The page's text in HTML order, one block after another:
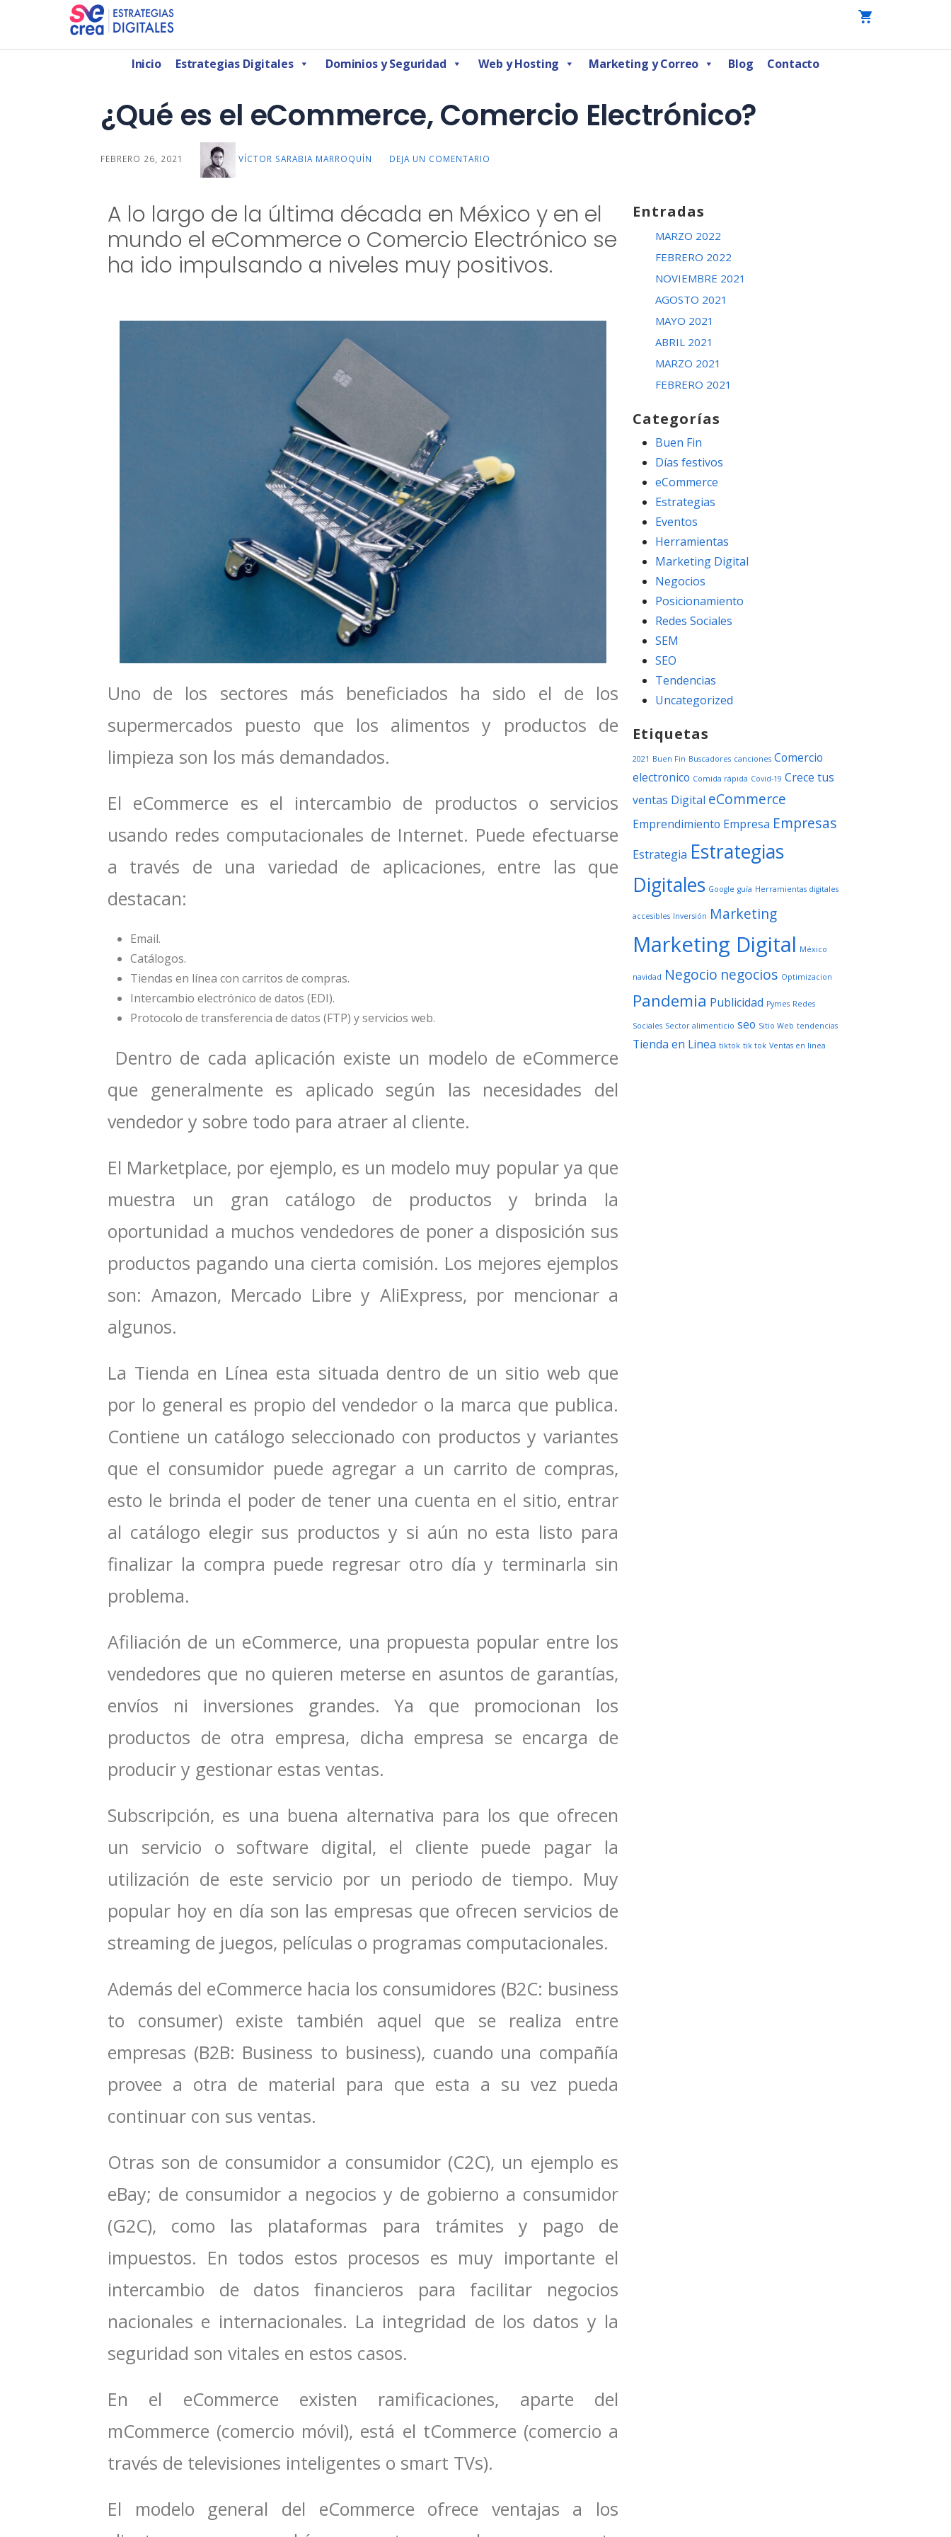
SeCrea Estrategias Digitales | Agencia de Marketing Digital CDMX
Inicio Estrategias Digitales Dominios y Seguridad Web y Hosting Marketing y Correo Blog Contacto
¿Qué es el eCommerce, Comercio Electrónico?
FEBRERO 26, 2021 VÍCTOR SARABIA MARROQUÍN DEJA UN COMENTARIO
A lo largo de la última década en México y en el
mundo el eCommerce o Comercio Electrónico se
ha ido impulsando a niveles muy positivos.
Uno de los sectores más beneficiados ha sido el de los
supermercados puesto que los alimentos y productos de
limpieza son los más demandados.
El eCommerce es el intercambio de productos o servicios
usando redes computacionales de Internet. Puede efectuarse
a través de una variedad de aplicaciones, entre las que
destacan:
Email.
Catálogos.
Tiendas en línea con carritos de compras.
Intercambio electrónico de datos (EDI).
Protocolo de transferencia de datos (FTP) y servicios web.
Dentro de cada aplicación existe un modelo de eCommerce
que generalmente es aplicado según las necesidades del
vendedor y sobre todo para atraer al cliente.
El Marketplace, por ejemplo, es un modelo muy popular ya que
muestra un gran catálogo de productos y brinda la
oportunidad a muchos vendedores de poner a disposición sus
productos pagando una cierta comisión. Los mejores ejemplos
son: Amazon, Mercado Libre y AliExpress, por mencionar a
algunos.
La Tienda en Línea esta situada dentro de un sitio web que
por lo general es propio del vendedor o la marca que publica.
Contiene un catálogo seleccionado con productos y variantes
que el consumidor puede agregar a un carrito de compras,
esto le brinda el poder de tener una cuenta en el sitio, entrar
al catálogo elegir sus productos y si aún no esta listo para
finalizar la compra puede regresar otro día y terminarla sin
problema.
Afiliación de un eCommerce, una propuesta popular entre los
vendedores que no quieren meterse en asuntos de garantías,
envíos ni inversiones grandes. Ya que promocionan los
productos de otra empresa, dicha empresa se encarga de
producir y gestionar estas ventas.
Subscripción, es una buena alternativa para los que ofrecen
un servicio o software digital, el cliente puede pagar la
utilización de este servicio por un periodo de tiempo. Muy
popular hoy en día son las empresas que ofrecen servicios de
streaming de juegos, películas o programas computacionales.
Además del eCommerce hacia los consumidores (B2C: business
to consumer) existe también aquel que se realiza entre
empresas (B2B: Business to business), cuando una compañía
provee a otra de material para que esta a su vez pueda
continuar con sus ventas.
Otras son de consumidor a consumidor (C2C), un ejemplo es
eBay; de consumidor a negocios y de gobierno a consumidor
(G2C), como las plataformas para trámites y pago de
impuestos. En todos estos procesos es muy importante el
intercambio de datos financieros para facilitar negocios
nacionales e internacionales. La integridad de los datos y la
seguridad son vitales en estos casos.
En el eCommerce existen ramificaciones, aparte del
mCommerce (comercio móvil), está el tCommerce (comercio a
través de televisiones inteligentes o smart TVs).
El modelo general del eCommerce ofrece ventajas a los
Entradas
MARZO 2022
FEBRERO 2022
NOVIEMBRE 2021
AGOSTO 2021
MAYO 2021
ABRIL 2021
MARZO 2021
FEBRERO 2021
Categorías
Buen Fin
Días festivos
eCommerce
Estrategias
Eventos
Herramientas
Marketing Digital
Negocios
Posicionamiento
Redes Sociales
SEM
SEO
Tendencias
Uncategorized
Etiquetas
2021 Buen Fin Buscadores canciones Comercio
electronico Comida rápida Covid-19 Crece tus
ventas Digital eCommerce
Emprendimiento Empresa Empresas
Estrategia Estrategias
Digitales Google guía Herramientas digitales
accesibles Inversión Marketing
Marketing Digital México
navidad Negocio negocios Optimizacion
Pandemia Publicidad Pymes Redes
Sociales Sector alimenticio seo Sitio Web tendencias
Tienda en Linea tiktok tik tok Ventas en linea